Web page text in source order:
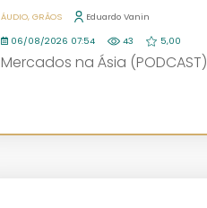
ÁUDIO GRÃOS Eduardo Vanin
06/08/2026 07:54 43 5,00
Mercados na Ásia (PODCAST)